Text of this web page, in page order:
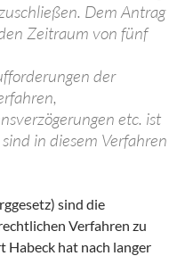
Dem Antrag
Zeitraum von fünf
der
etc. ist
in diesem Verfahren
sind die
Verfahren zu
hat nach langer